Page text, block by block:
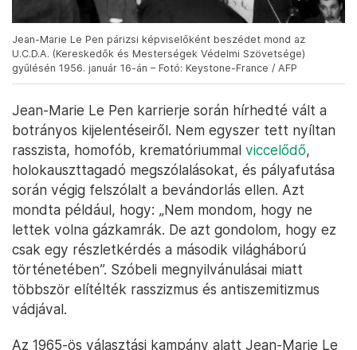
Jean-Marie Le Pen párizsi képviselőként beszédet mond az
U.C.D.A. (Kereskedők és Mesterségek Védelmi Szövetsége)
gyűlésén 1956. január 16-án – Fotó: Keystone-France / AFP
Jean-Marie Le Pen karrierje során hírhedté vált a
botrányos kijelentéseiről. Nem egyszer tett nyíltan
rasszista, homofób, krematóriummal viccelődő,
holokauszttagadó megszólalásokat, és pályafutása
során végig felszólalt a bevándorlás ellen. Azt
mondta például, hogy: „Nem mondom, hogy ne
lettek volna gázkamrák. De azt gondolom, hogy ez
csak egy részletkérdés a második világháború
történetében”. Szóbeli megnyilvánulásai miatt
többször elítélték rasszizmus és antiszemitizmus
vádjával.
Az 1965-ös választási kampány alatt Jean-Marie Le